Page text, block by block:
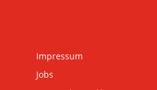
Impressum
Jobs